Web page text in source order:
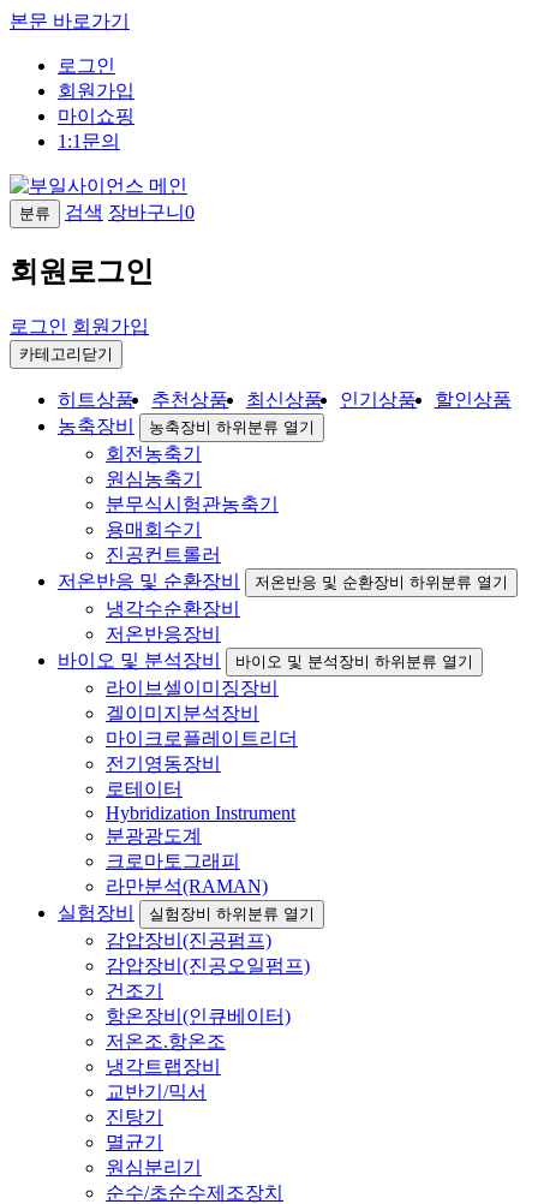
본문 바로가기
로그인
회원가입
마이쇼핑
1:1문의
분류 검색 장바구니 0
회원로그인
로그인 회원가입
카테고리닫기
히트상품 추천상품 최신상품 인기상품
할인상품
농축장비
농축장비 하위분류 열기
회전농축기
원심농축기
분무식시험관농축기
용매회수기
진공컨트롤러
저온반응 및 순환장비
저온반응 및 순환장비 하위분류 열기
냉각수순환장비
저온반응장비
바이오 및 분석장비
바이오 및 분석장비 하위분류 열기
라이브셀이미징장비
겔이미지분석장비
마이크로플레이트리더
전기영동장비
로테이터
Hybridization Instrument
분광광도계
크로마토그래피
라만분석(RAMAN)
실험장비
실험장비 하위분류 열기
감압장비(진공펌프)
감압장비(진공오일펌프)
건조기
항온장비(인큐베이터)
저온조.항온조
냉각트랩장비
교반기/믹서
진탕기
멸균기
원심분리기
순수/초순수제조장치